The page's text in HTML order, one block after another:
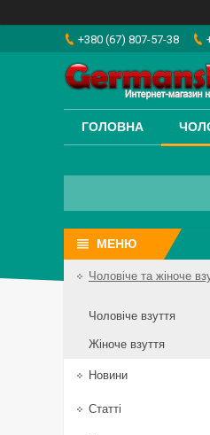
+380 (67) 807-57-38
ГОЛОВНА
Чоловіче та жіноче
Чоловіче взуття
Жіноче взуття
Новини
Статті